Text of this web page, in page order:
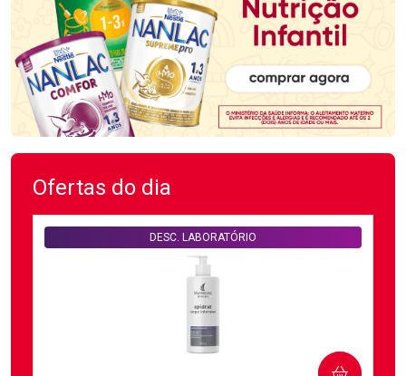
Ofertas do dia
DESC. LABORATÓRIO
COMPRAR